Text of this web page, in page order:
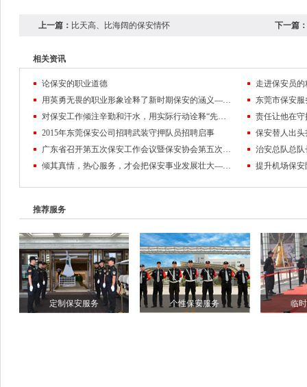
上一篇： 比天高、比海阔的保安情怀 下一篇：
相关资讯
论保安的职业道德
走进保安员
用英勇无畏的职业形象诠释了新时期保安的涵义——记东莞市保安服务公司保安员黄麒麟
对保安工作倾注辛勤和汗水，用实际行动诠释“先锋”的含义
2015年东莞保安公司招聘武装守押队员招聘启事
保安替人出
广东省召开第五次保安工作会议暨保安协会第五次会员代表大会
倾其真情，热心服务，才会把保安事业发展壮大——东莞保安公司队伍管理纪实
推荐服务
定制保安服务 个性保安服务 临